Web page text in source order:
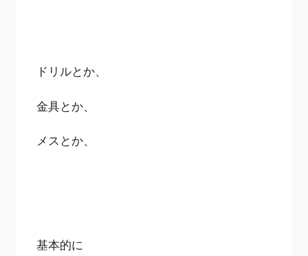
ドリルとか、
金具とか、
メスとか、
基本的に